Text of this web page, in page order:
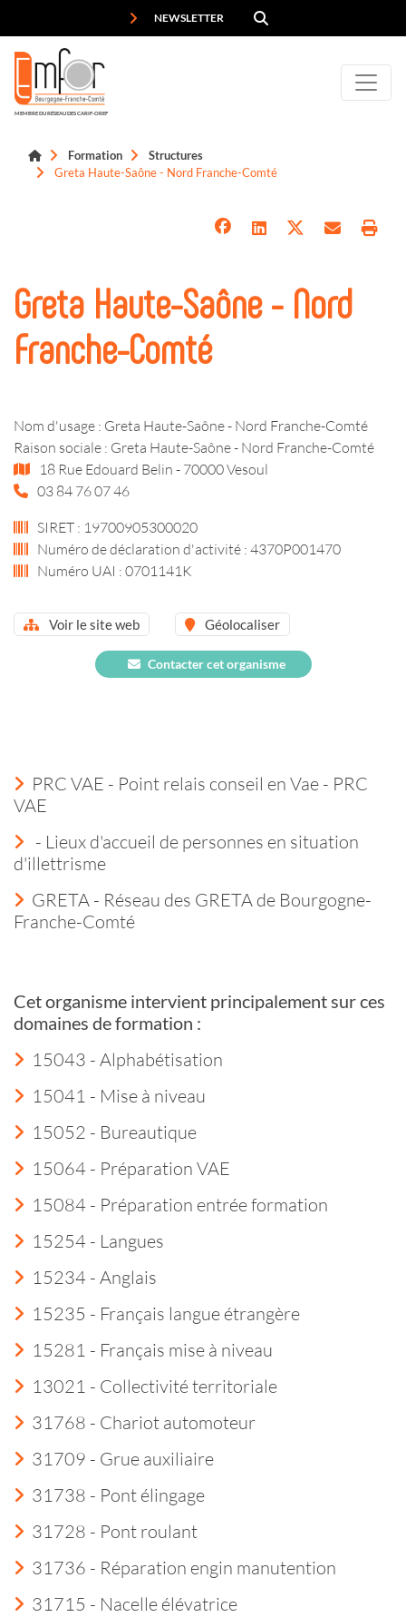
NEWSLETTER
MEMBRE DU RÉSEAU DES CARIF-OREF
Formation
Structures
Greta Haute-Saône - Nord Franche-Comté
Greta Haute-Saône - Nord
Franche-Comté
Nom d'usage : Greta Haute-Saône - Nord Franche-Comté
Raison sociale : Greta Haute-Saône - Nord Franche-Comté
18 Rue Edouard Belin - 70000 Vesoul
03 84 76 07 46
SIRET : 19700905300020
Numéro de déclaration d'activité : 4370P001470
Numéro UAI : 0701141K
Voir le site web Géolocaliser
Contacter cet organisme
PRC VAE - Point relais conseil en Vae - PRC
VAE
- Lieux d'accueil de personnes en situation
d'illettrisme
GRETA - Réseau des GRETA de Bourgogne-
Franche-Comté
Cet organisme intervient principalement sur ces
domaines de formation :
15043 - Alphabétisation
15041 - Mise à niveau
15052 - Bureautique
15064 - Préparation VAE
15084 - Préparation entrée formation
15254 - Langues
15234 - Anglais
15235 - Français langue étrangère
15281 - Français mise à niveau
13021 - Collectivité territoriale
31768 - Chariot automoteur
31709 - Grue auxiliaire
31738 - Pont élingage
31728 - Pont roulant
31736 - Réparation engin manutention
31715 - Nacelle élévatrice
Panneau de gestion des cookies